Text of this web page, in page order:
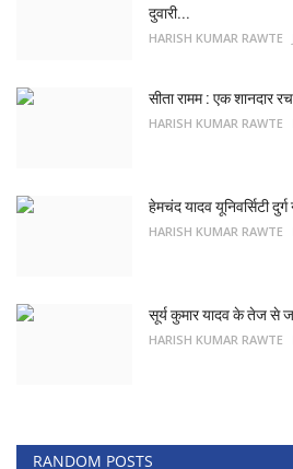
दुवारी...
HARISH KUMAR RAWTE
सीता रामम : एक शानदार
HARISH KUMAR RAWTE
हेमचंद यादव यूनिवर्सिटी
HARISH KUMAR RAWTE
सूर्य कुमार यादव के तेज से
HARISH KUMAR RAWTE
RANDOM POSTS